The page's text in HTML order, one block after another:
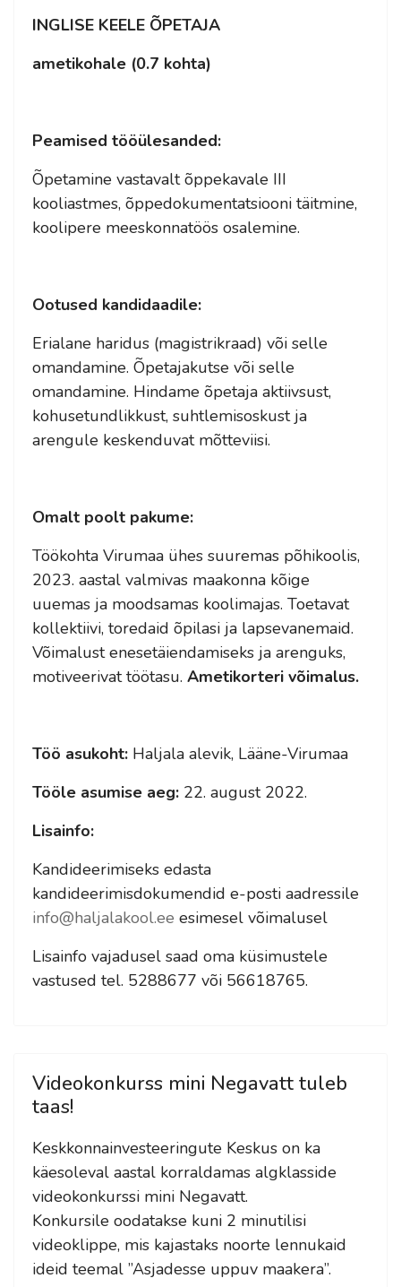
INGLISE KEELE ÕPETAJA
ametikohale (0.7 kohta)
Peamised tööülesanded:
Õpetamine vastavalt õppekavale III
kooliastmes, õppedokumentatsiooni täitmine,
koolipere meeskonnatöös osalemine.
Ootused kandidaadile:
Erialane haridus (magistrikraad) või selle
omandamine. Õpetajakutse või selle
omandamine. Hindame õpetaja aktiivsust,
kohusetundlikkust, suhtlemisoskust ja
arengule keskenduvat mõtteviisi.
Omalt poolt pakume:
Töökohta Virumaa ühes suuremas põhikoolis,
2023. aastal valmivas maakonna kõige
uuemas ja moodsamas koolimajas. Toetavat
kollektiivi, toredaid õpilasi ja lapsevanemaid.
Võimalust enesetäiendamiseks ja arenguks,
motiveerivat töötasu. Ametikorteri võimalus.
Töö asukoht: Haljala alevik, Lääne-Virumaa
Tööle asumise aeg: 22. august 2022.
Lisainfo:
Kandideerimiseks edasta
kandideerimisdokumendid e-posti aadressile
info@haljalakool.ee esimesel võimalusel
Lisainfo vajadusel saad oma küsimustele
vastused tel. 5288677 või 56618765.
Videokonkurss mini Negavatt tuleb
taas!
Keskkonnainvesteeringute Keskus on ka
käesoleval aastal korraldamas algklasside
videokonkurssi mini Negavatt.
Konkursile oodatakse kuni 2 minutilisi
videoklippe, mis kajastaks noorte lennukaid
ideid teemal ”Asjadesse uppuv maakera”.